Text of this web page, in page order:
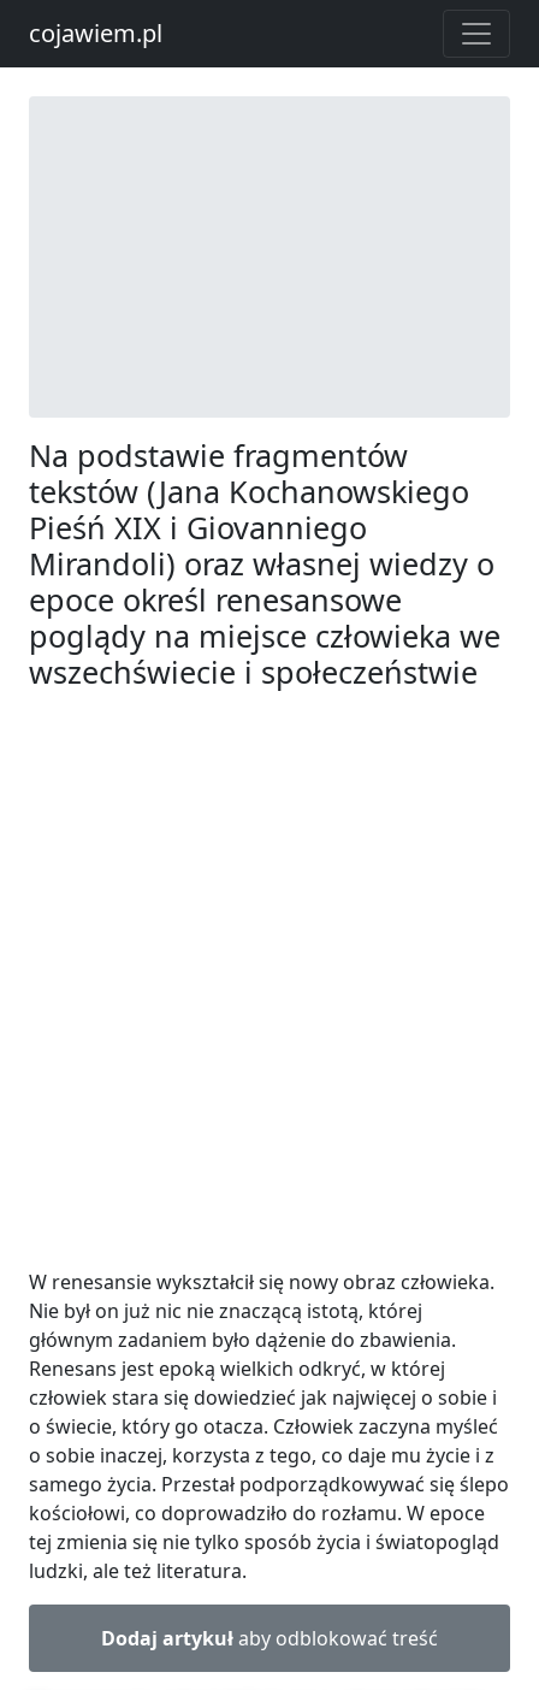
cojawiem.pl
Na podstawie fragmentów
tekstów (Jana Kochanowskiego
Pieśń XIX i Giovanniego
Mirandoli) oraz własnej wiedzy o
epoce określ renesansowe
poglądy na miejsce człowieka we
wszechświecie i społeczeństwie
W renesansie wykształcił się nowy obraz człowieka.
Nie był on już nic nie znaczącą istotą, której
głównym zadaniem było dążenie do zbawienia.
Renesans jest epoką wielkich odkryć, w której
człowiek stara się dowiedzieć jak najwięcej o sobie i
o świecie, który go otacza. Człowiek zaczyna myśleć
o sobie inaczej, korzysta z tego, co daje mu życie i z
samego życia. Przestał podporządkowywać się ślepo
kościołowi, co doprowadziło do rozłamu. W epoce
tej zmienia się nie tylko sposób życia i światopogląd
ludzki, ale też literatura.
Dodaj artykułaby odblokować treść